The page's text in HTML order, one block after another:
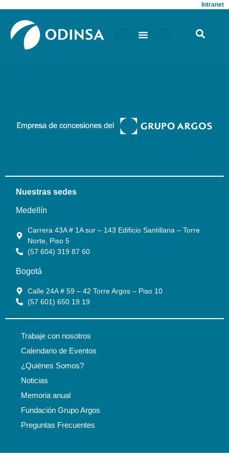
Intranet
Nuestras sedes
Medellín
Carrera 43A # 1A sur – 143 Edificio Santillana – Torre
Norte, Piso 5
(57 604) 319 87 60
Bogotá
Calle 24A # 59 – 42 Torre Argos – Piso 10
(57 601) 650 19 19
Trabaje con nosotros
Calendario de Eventos
¿Quiénes Somos?
Noticias
Memoria anual
Fundación Grupo Argos
Preguntas Frecuentes